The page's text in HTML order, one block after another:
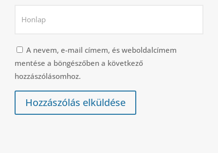
A nevem, e-mail címem, és weboldalcímem
mentése a böngészőben a következő
hozzászólásomhoz.
Hozzászólás elküldése